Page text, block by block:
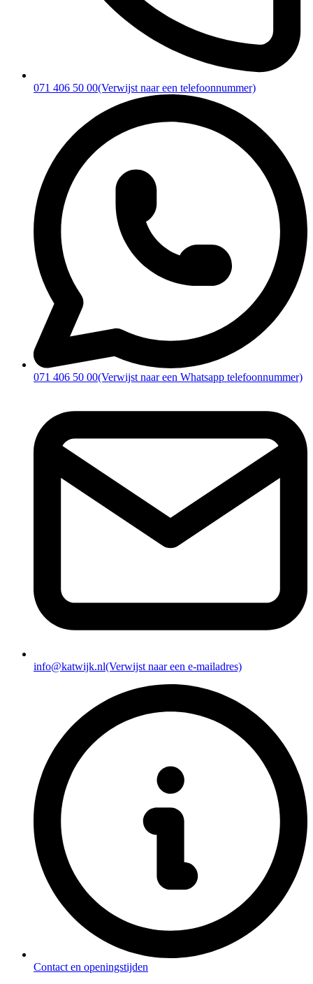
071 406 50 00(Verwijst naar een telefoonnummer)
071 406 50 00(Verwijst naar een Whatsapp telefoonnummer)
info@katwijk.nl(Verwijst naar een e-mailadres)
Contact en openingstijden